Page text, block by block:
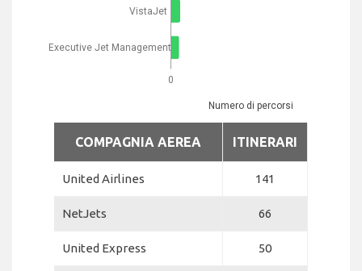
0
Numero di percorsi
VistaJet
Executive Jet Management
COMPAGNIA AEREA ITINERARI
United Airlines 141
NetJets 66
United Express 50